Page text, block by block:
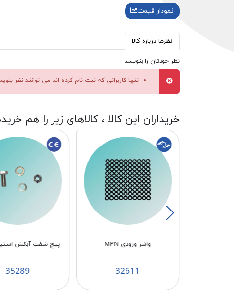
نمودار قیمت
نظرها درباره کالا
نظر خودتان را بنویسد
تنها کاربرانی که ثبت نام کرده اند می توانند نظر
خریداران این کالا ، کالاهای زیر را هم
واشر ورودی MPN
32611
پیچ شفت آبکش استیل
35289